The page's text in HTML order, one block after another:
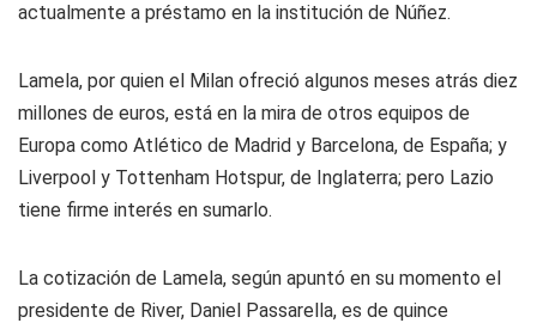
actualmente a préstamo en la institución de Núñez.
Lamela, por quien el Milan ofreció algunos meses atrás diez
millones de euros, está en la mira de otros equipos de
Europa como Atlético de Madrid y Barcelona, de España; y
Liverpool y Tottenham Hotspur, de Inglaterra; pero Lazio
tiene firme interés en sumarlo.
La cotización de Lamela, según apuntó en su momento el
presidente de River, Daniel Passarella, es de quince